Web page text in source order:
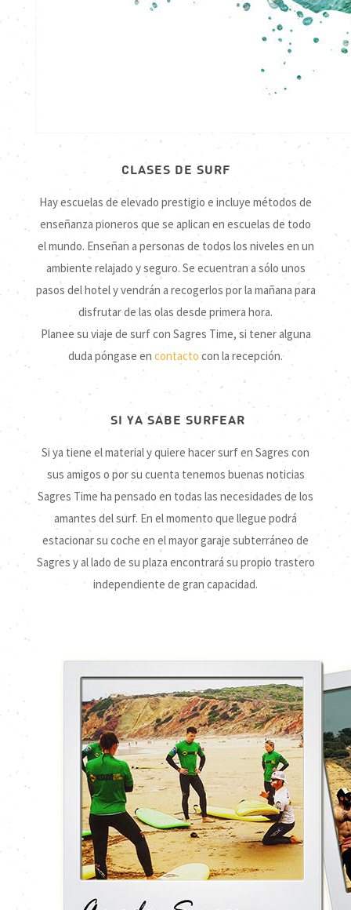
CLASES DE SURF
Hay escuelas de elevado prestigio e incluye métodos de
enseñanza pioneros que se aplican en escuelas de todo
el mundo. Enseñan a personas de todos los niveles en un
ambiente relajado y seguro. Se ecuentran a sólo unos
pasos del hotel y vendrán a recogerlos por la mañana para
disfrutar de las olas desde primera hora.
Planee su viaje de surf con Sagres Time, si tener alguna
duda póngase en contacto con la recepción.
SI YA SABE SURFEAR
Si ya tiene el material y quiere hacer surf en Sagres con
sus amigos o por su cuenta tenemos buenas noticias
Sagres Time ha pensado en todas las necesidades de los
amantes del surf. En el momento que llegue podrá
estacionar su coche en el mayor garaje subterráneo de
Sagres y al lado de su plaza encontrará su propio trastero
independiente de gran capacidad.